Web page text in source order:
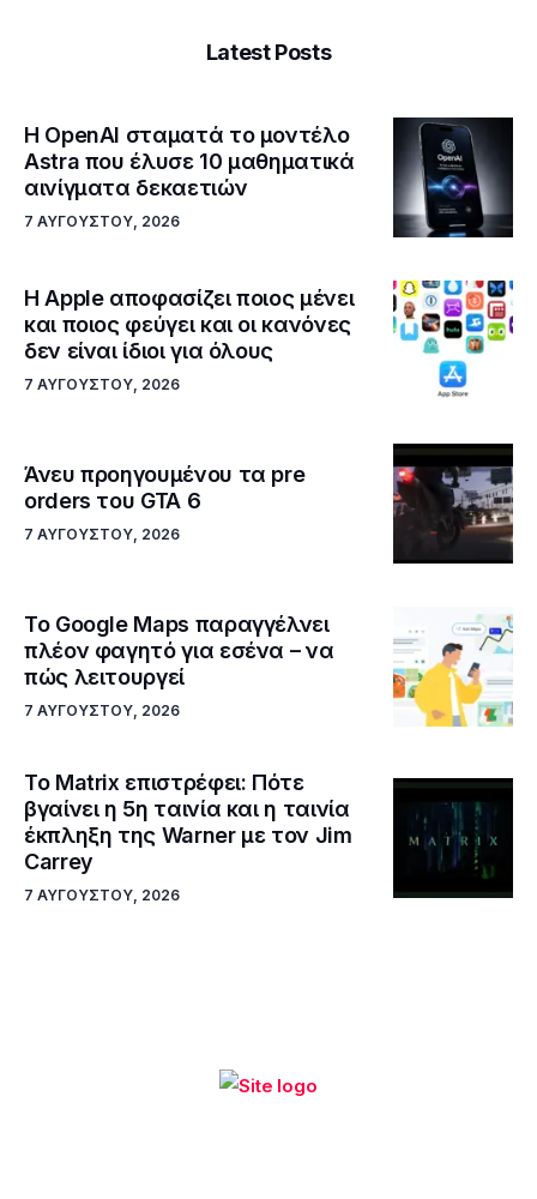
Latest Posts
Η OpenAI σταματά το μοντέλο
Astra που έλυσε 10 μαθηματικά
αινίγματα δεκαετιών
7 ΑΥΓΟΎΣΤΟΥ, 2026
Η Apple αποφασίζει ποιος μένει
και ποιος φεύγει και οι κανόνες
δεν είναι ίδιοι για όλους
7 ΑΥΓΟΎΣΤΟΥ, 2026
Άνευ προηγουμένου τα pre
orders του GTA 6
7 ΑΥΓΟΎΣΤΟΥ, 2026
Το Google Maps παραγγέλνει
πλέον φαγητό για εσένα – να
πώς λειτουργεί
7 ΑΥΓΟΎΣΤΟΥ, 2026
Το Matrix επιστρέφει: Πότε
βγαίνει η 5η ταινία και η ταινία
έκπληξη της Warner με τον Jim
Carrey
7 ΑΥΓΟΎΣΤΟΥ, 2026